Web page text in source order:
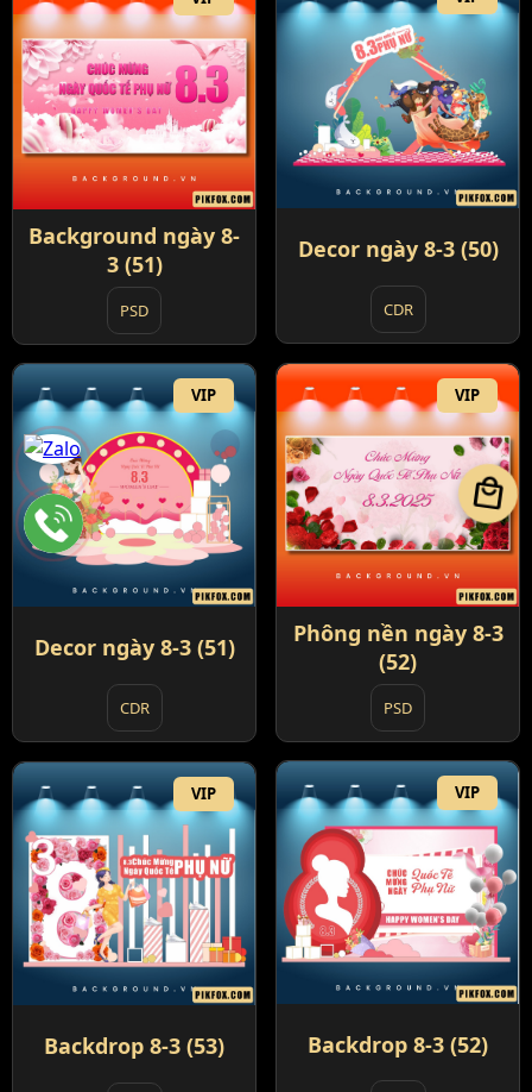
Decor ngày 8-3 (50)
CDR
Background ngày 8-
3 (51)
PSD
VIP
Decor ngày 8-3 (51)
CDR
VIP
Phông nền ngày 8-3
(52)
PSD
VIP
Backdrop 8-3 (52)
VIP
Backdrop 8-3 (53)
local_mall